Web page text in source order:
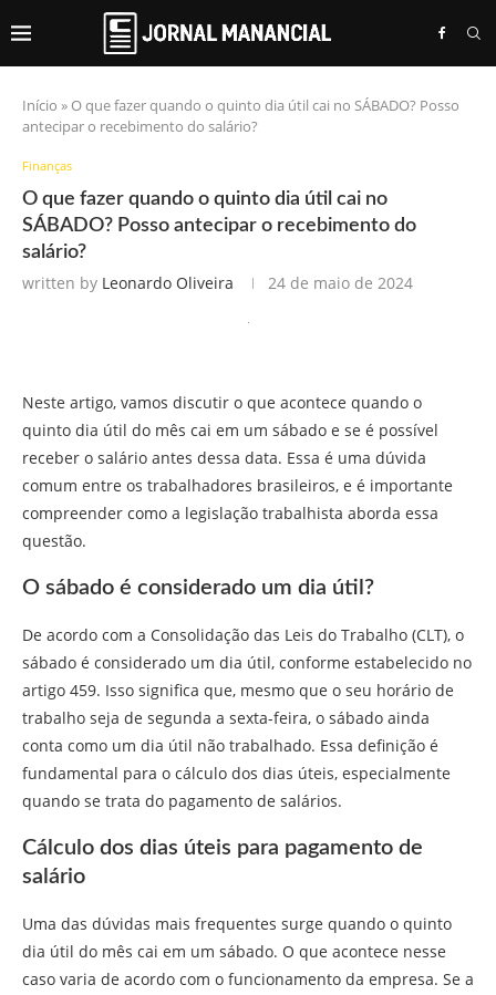
Início » O que fazer quando o quinto dia útil cai no SÁBADO? Posso
antecipar o recebimento do salário?
Finanças
O que fazer quando o quinto dia útil cai no
SÁBADO? Posso antecipar o recebimento do
salário?
written by Leonardo Oliveira 24 de maio de 2024
Neste artigo, vamos discutir o que acontece quando o
quinto dia útil do mês cai em um sábado e se é possível
receber o salário antes dessa data. Essa é uma dúvida
comum entre os trabalhadores brasileiros, e é importante
compreender como a legislação trabalhista aborda essa
questão.
O sábado é considerado um dia útil?
De acordo com a Consolidação das Leis do Trabalho (CLT), o
sábado é considerado um dia útil, conforme estabelecido no
artigo 459. Isso significa que, mesmo que o seu horário de
trabalho seja de segunda a sexta-feira, o sábado ainda
conta como um dia útil não trabalhado. Essa definição é
fundamental para o cálculo dos dias úteis, especialmente
quando se trata do pagamento de salários.
Cálculo dos dias úteis para pagamento de
salário
Uma das dúvidas mais frequentes surge quando o quinto
dia útil do mês cai em um sábado. O que acontece nesse
caso varia de acordo com o funcionamento da empresa. Se a